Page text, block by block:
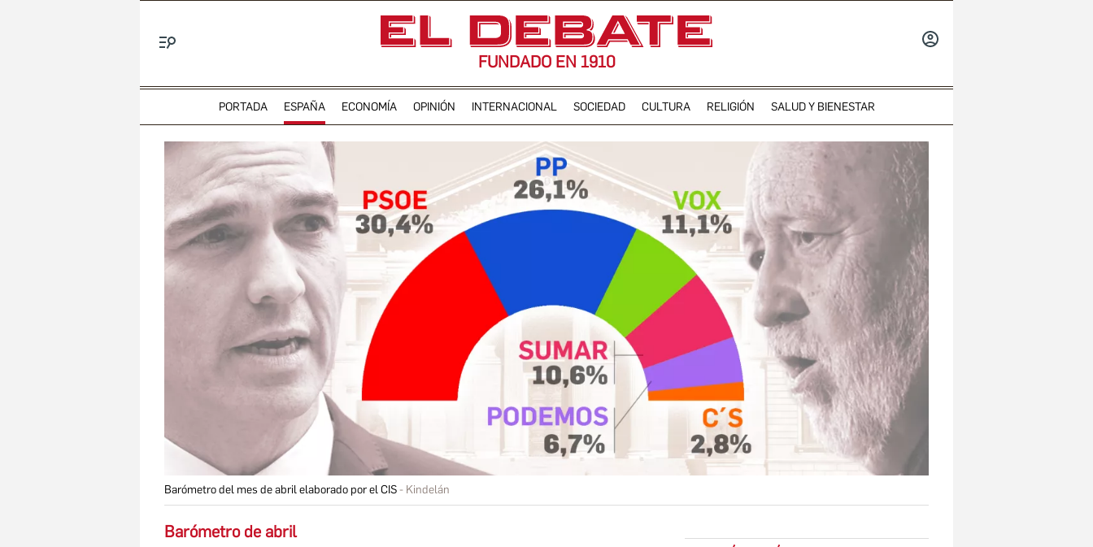
FUNDADO EN 1910
PORTADA ESPAÑA ECONOMÍA OPINIÓN INTERNACIONAL SOCIEDAD CULTURA RELIGIÓN SALUD Y BIENESTAR
Barómetro del mes de abril elaborado por el CIS Kindelán
Barómetro de abril